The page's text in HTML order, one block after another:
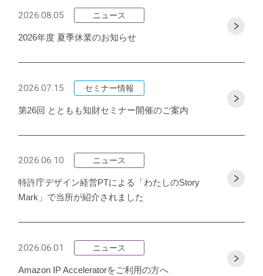
2026.08.05 ニュース
2026年度 夏季休業のお知らせ
2026.07.15 セミナー情報
第26回 とともも知財セミナー開催のご案内
2026.06.10 ニュース
特許庁デザイン経営PTによる「わたしのStory
Mark」で当所が紹介されました
2026.06.01 ニュース
Amazon IP Acceleratorをご利用の方へ